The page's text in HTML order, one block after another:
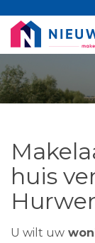
huis
U wilt uw